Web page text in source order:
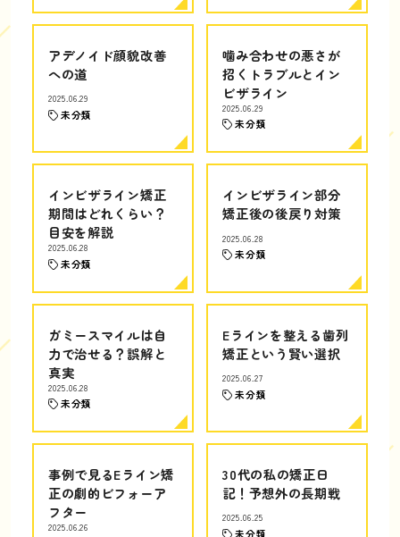
アデノイド顔貌改善
への道
2025.06.29
未分類
噛み合わせの悪さが
招くトラブルとイン
ビザライン
2025.06.29
未分類
インビザライン矯正
期間はどれくらい？
目安を解説
2025.06.28
未分類
インビザライン部分
矯正後の後戻り対策
2025.06.28
未分類
ガミースマイルは自
力で治せる？誤解と
真実
2025.06.28
未分類
Eラインを整える歯列
矯正という賢い選択
2025.06.27
未分類
事例で見るEライン矯
正の劇的ビフォーア
フター
2025.06.26
30代の私の矯正日
記！予想外の長期戦
2025.06.25
未分類